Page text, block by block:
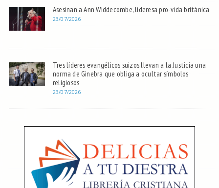
Asesinan a Ann Widdecombe, lideresa pro-vida británica
23/07/2026
Tres líderes evangélicos suizos llevan a la Justicia una
norma de Ginebra que obliga a ocultar símbolos
religiosos
23/07/2026